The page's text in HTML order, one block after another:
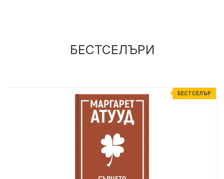
БЕСТСЕЛЪРИ
БЕСТСЕЛЪР